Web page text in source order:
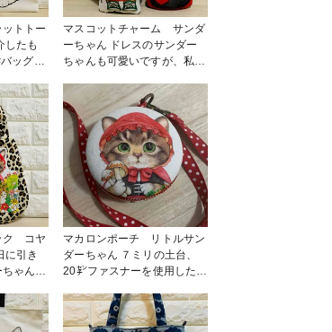
トトー
マスコットチャーム サンダ
ーちゃん ドレスのサンダー
ちゃんも可愛いですが、私は
す💕黒猫ちゃんもマスコット
にしました🥰 #小物・雑貨
ク コヤ
ゃんの
ブリック
中の5月
マカロンポーチ リトルサン
ダーちゃん ７ミリの土台、
20㌢ファスナーを使用したマ
て、下げられるようにしまし
た。アクセサリーを入れた